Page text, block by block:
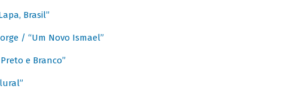
Brasil”
/ “Um Novo Ismael”
e Branco”